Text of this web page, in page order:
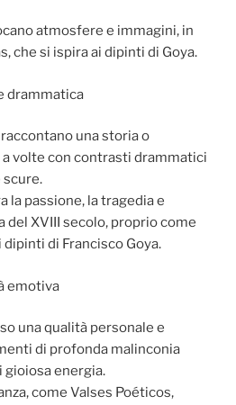
atmosfere e immagini, in
che si ispira ai dipinti di Goya.
drammatica
una storia o
volte con contrasti drammatici
la passione, la tragedia e
del XVIII secolo, proprio come
di Francisco Goya.
emotiva
una qualità personale e
di profonda malinconia
gioiosa energia.
come Valses Poéticos,